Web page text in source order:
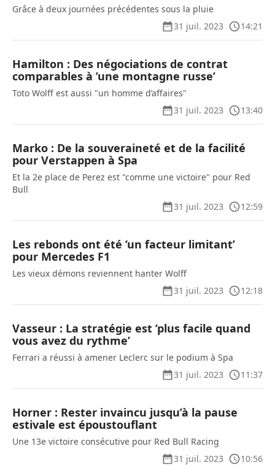
Grâce à deux journées précédentes sous la pluie
31 juil. 2023
14:21
Hamilton : Des négociations de contrat
comparables à ’une montagne russe’
Toto Wolff est aussi "un homme d’affaires"
31 juil. 2023
13:40
Marko : De la souveraineté et de la facilité
pour Verstappen à Spa
Et la 2e place de Perez est "comme une victoire" pour Red
Bull
31 juil. 2023
12:59
Les rebonds ont été ’un facteur limitant’
pour Mercedes F1
Les vieux démons reviennent hanter Wolff
31 juil. 2023
12:18
Vasseur : La stratégie est ’plus facile quand
vous avez du rythme’
Ferrari a réussi à amener Leclerc sur le podium à Spa
31 juil. 2023
11:37
Horner : Rester invaincu jusqu’à la pause
estivale est époustouflant
Une 13e victoire consécutive pour Red Bull Racing
31 juil. 2023
10:56